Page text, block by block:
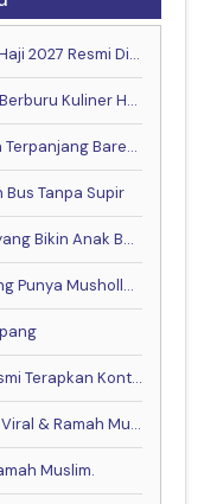
Langkah Cepat Saudi. Persiapan Haji 2027 Resmi Dimulai Lebih Awal
Foto Keluarga di Opera House & Berburu Kuliner Halal yang Lagi Hits di Sydney
Berani Uji Nyali di Jembatan Kaca Terpanjang Bareng Keluarga?
Tanpa Supir
Kado Libur Sekolah Paling 'Wah' yang Bikin Anak Betah!
"Nami Island" Destinasi Korea yang Punya Musholla & Resto Halal .
Era Baru Umrah 1448 H, Saudi Resmi Terapkan Kontrak Digital & Buka Visa Akhir Mei
Menjelajahi Kota 8 Dimensi yang Viral & Ramah Muslim bareng Muslim Travel Indonesia
Muslim.